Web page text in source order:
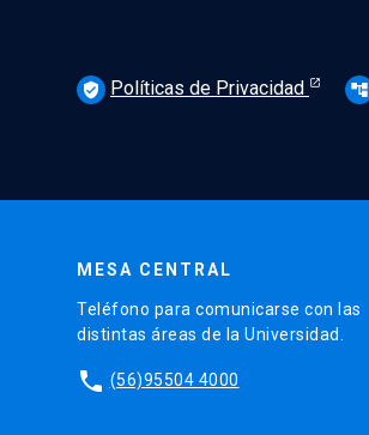
verified_user Políticas de Privacidad account_tree
MESA CENTRAL
Teléfono para comunicarse con las
distintas áreas de la Universidad.
phone (56)95504 4000